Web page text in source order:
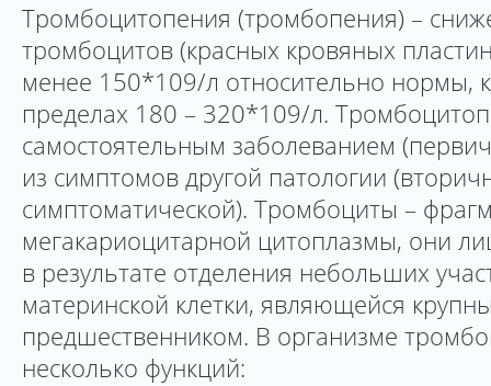
Тромбоцитопения (тромбопения) –
тромбоцитов (красных кровяных
менее 150*109/л относительно нормы,
пределах 180 – 320*109/л.
самостоятельным заболеванием
из симптомов другой патологии
симптоматической). Тромбоциты –
мегакариоцитарной цитоплазмы, они
в результате отделения небольших
материнской клетки, являющейся
предшественником. В организме
несколько функций: